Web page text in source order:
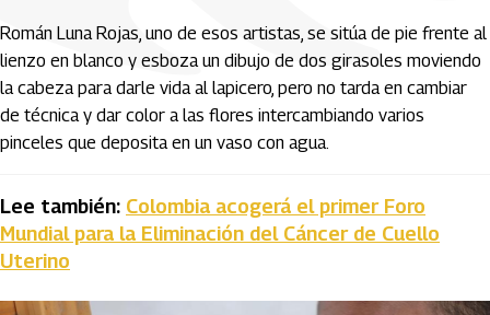
Román Luna Rojas, uno de esos artistas, se sitúa de pie frente al
lienzo en blanco y esboza un dibujo de dos girasoles moviendo
la cabeza para darle vida al lapicero, pero no tarda en cambiar
de técnica y dar color a las flores intercambiando varios
pinceles que deposita en un vaso con agua.
Lee también: Colombia acogerá el primer Foro
Mundial para la Eliminación del Cáncer de Cuello
Uterino